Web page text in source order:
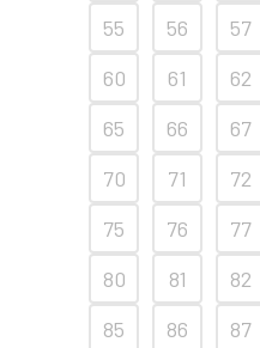
55
56 57
60
61 62
65
66 67
70
71 72
75
76 77
80
81 82
85
86 87